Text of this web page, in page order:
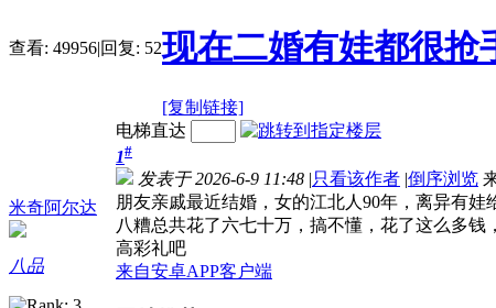
查看: 49956|回复: 52现在二婚有娃都很抢
[复制链接]
米奇阿尔达
八品
电梯直达
1#
发表于 2026-6-9 11:48 |只看该作者 |倒序浏览
朋友亲戚最近结婚，女的江北人90年，离异有
八糟总共花了六七十万，搞不懂，花了这么多
高彩礼吧
来自安卓APP客户端